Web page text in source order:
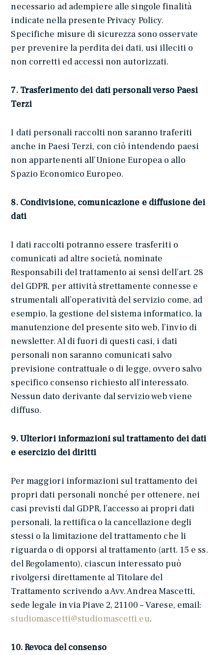
necessario ad adempiere alle singole finalità
indicate nella presente Privacy Policy.
Specifiche misure di sicurezza sono osservate
per prevenire la perdita dei dati, usi illeciti o
non corretti ed accessi non autorizzati.
7. Trasferimento dei dati personali verso Paesi
Terzi
I dati personali raccolti non saranno traferiti
anche in Paesi Terzi, con ciò intendendo paesi
non appartenenti all’Unione Europea o allo
Spazio Economico Europeo.
8. Condivisione, comunicazione e diffusione dei
dati
I dati raccolti potranno essere trasferiti o
comunicati ad altre società, nominate
Responsabili del trattamento ai sensi dell’art. 28
del GDPR, per attività strettamente connesse e
strumentali all’operatività del servizio come, ad
esempio, la gestione del sistema informatico, la
manutenzione del presente sito web, l’invio di
newsletter. Al di fuori di questi casi, i dati
personali non saranno comunicati salvo
previsione contrattuale o di legge, ovvero salvo
specifico consenso richiesto all’interessato.
Nessun dato derivante dal servizio web viene
diffuso.
9. Ulteriori informazioni sul trattamento dei dati
e esercizio dei diritti
Per maggiori informazioni sul trattamento dei
propri dati personali nonché per ottenere, nei
casi previsti dal GDPR, l’accesso ai propri dati
personali, la rettifica o la cancellazione degli
stessi o la limitazione del trattamento che li
riguarda o di opporsi al trattamento (artt. 15 e ss.
del Regolamento), ciascun interessato può
rivolgersi direttamente al Titolare del
Trattamento scrivendo a Avv. Andrea Mascetti,
sede legale in via Piave 2, 21100 – Varese, email:
studiomascetti@studiomascetti.eu.
10. Revoca del consenso